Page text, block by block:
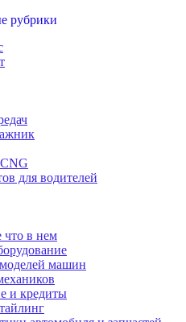
рубрики
для водителей
что в нем
машин
и кредиты